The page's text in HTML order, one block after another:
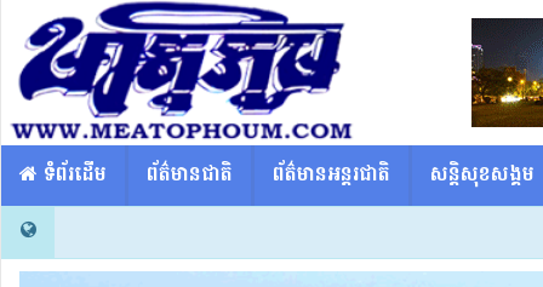
​​ ទំព័រដើម ព័ត៌មានជាតិ ព័ត៌មានអន្តរជាតិ សន្តិសុខសង្គម